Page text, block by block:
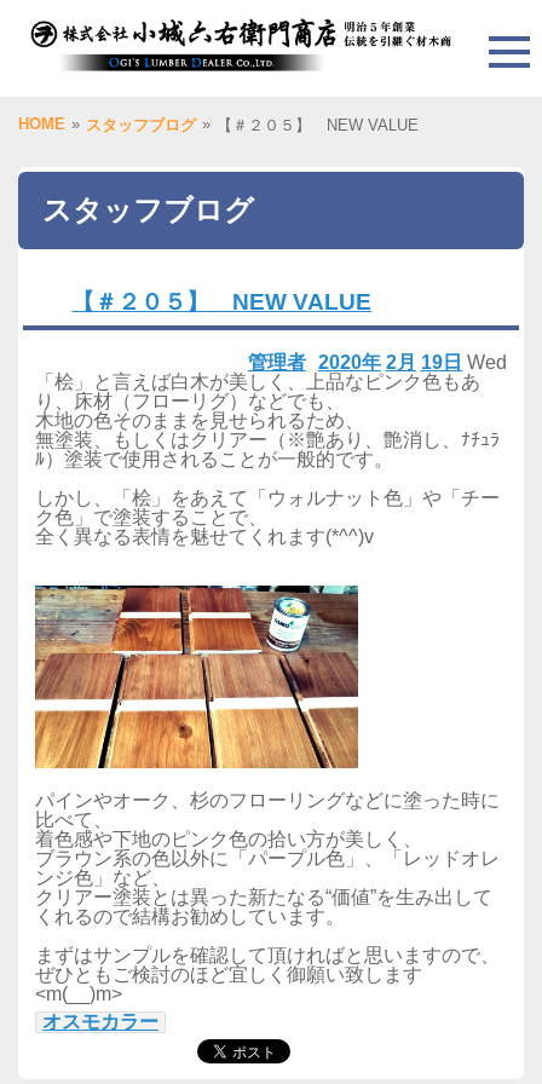
HOME » スタッフブログ » 【＃２０５】 NEW VALUE
スタッフブログ
【＃２０５】 NEW VALUE
2020年 2月 19日 Wed
管理者
「桧」と言えば白木が美しく、上品なピンク色もあ
り、床材（フローリグ）などでも、
木地の色そのままを見せられるため、
無塗装、もしくはクリアー（※艶あり、艶消し、ﾅﾁｭﾗ
ﾙ）塗装で使用されることが一般的です。
しかし、「桧」をあえて「ウォルナット色」や「チー
ク色」で塗装することで、
全く異なる表情を魅せてくれます(*^^)v
パインやオーク、杉のフローリングなどに塗った時に
比べて、
着色感や下地のピンク色の拾い方が美しく、
ブラウン系の色以外に「パープル色」、「レッドオレ
ンジ色」など、
クリアー塗装とは異った新たなる“価値”を生み出して
くれるので結構お勧めしています。
まずはサンプルを確認して頂ければと思いますので、
ぜひともご検討のほど宜しく御願い致します
<m(__)m>
オスモカラー